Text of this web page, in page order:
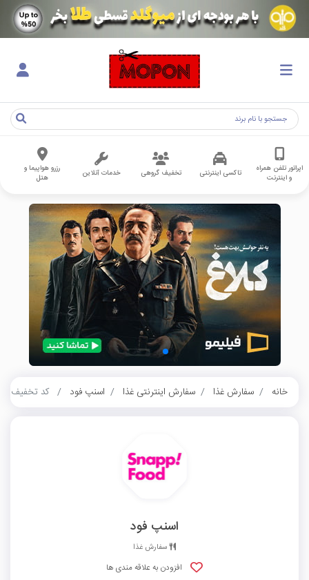
اپراتور تلفن همراه
و اینترنت
تاکسی اینترنتی تخفیف گروهی خدمات آنلاین
رزرو هواپیما و
هتل
خانه سفارش غذا سفارش اینترنتی غذا اسنپ فود کد تخفیف 35 هزار تومانی اولین سفارش آبمیوه و بستنی اسنپ فود
اسنپ فود
سفارش غذا
افزودن به علاقه مندی ها